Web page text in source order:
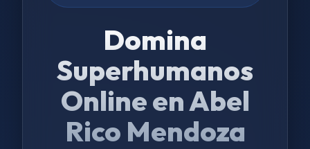
Domina
Superhumanos
Online en Abel
Rico Mendoza